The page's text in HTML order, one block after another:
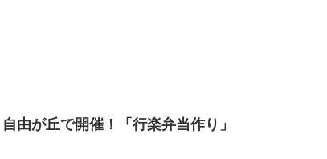
由が丘で開催！「行楽弁当作り」